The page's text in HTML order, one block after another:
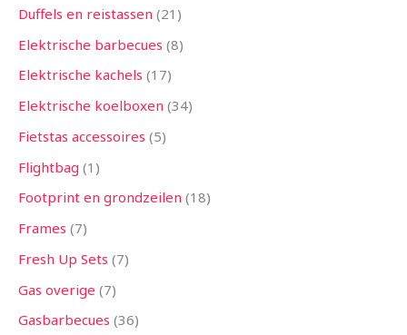
Duffels en reistassen 21
Elektrische barbecues 8
Elektrische kachels 17
Elektrische koelboxen 34
Fietstas accessoires 5
Flightbag 1
Footprint en grondzeilen 18
Frames 7
Fresh Up Sets 7
Gas overige 7
Gasbarbecues 36